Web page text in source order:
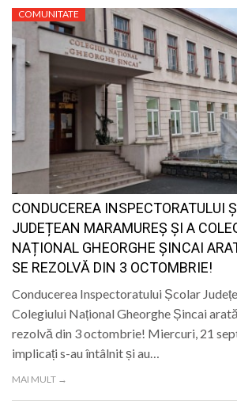
COMUNITATE
CONDUCEREA INSPECTORATULUI
JUDEȚEAN MARAMUREȘ ȘI A
NAȚIONAL GHEORGHE ȘINCAI
SE REZOLVĂ DIN 3 OCTOMBRIE!
Conducerea Inspectoratului Școlar
Colegiului Național Gheorghe Șincai
rezolvă din 3 octombrie! Miercuri, 21
implicați s-au întâlnit și au…
MAI MULT →